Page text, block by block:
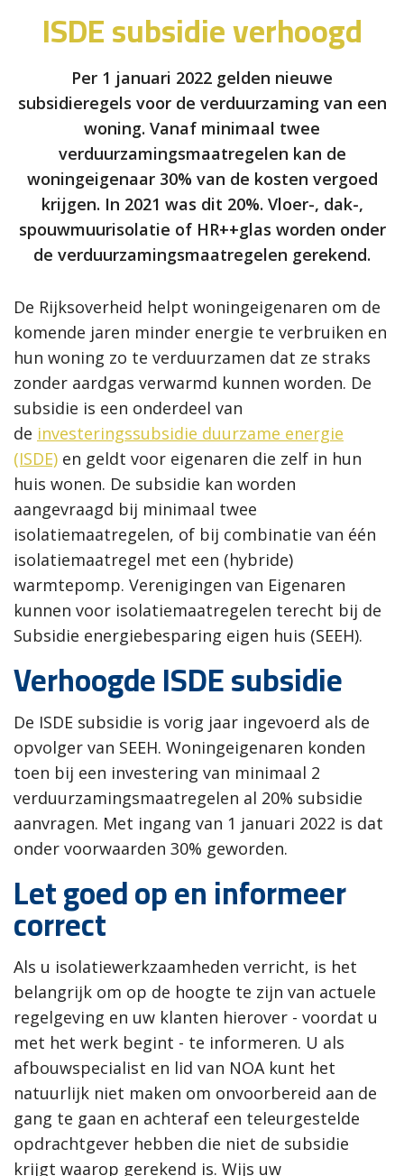
ISDE subsidie verhoogd
Per 1 januari 2022 gelden nieuwe
subsidieregels voor de verduurzaming van een
woning. Vanaf minimaal twee
verduurzamingsmaatregelen kan de
woningeigenaar 30% van de kosten vergoed
krijgen. In 2021 was dit 20%. Vloer-, dak-,
spouwmuurisolatie of HR++glas worden onder
de verduurzamingsmaatregelen gerekend.
De Rijksoverheid helpt woningeigenaren om de
komende jaren minder energie te verbruiken en
hun woning zo te verduurzamen dat ze straks
zonder aardgas verwarmd kunnen worden. De
subsidie is een onderdeel van
de investeringssubsidie duurzame energie
(ISDE) en geldt voor eigenaren die zelf in hun
huis wonen. De subsidie kan worden
aangevraagd bij minimaal twee
isolatiemaatregelen, of bij combinatie van één
isolatiemaatregel met een (hybride)
warmtepomp. Verenigingen van Eigenaren
kunnen voor isolatiemaatregelen terecht bij de
Subsidie energiebesparing eigen huis (SEEH).
Verhoogde ISDE subsidie
De ISDE subsidie is vorig jaar ingevoerd als de
opvolger van SEEH. Woningeigenaren konden
toen bij een investering van minimaal 2
verduurzamingsmaatregelen al 20% subsidie
aanvragen. Met ingang van 1 januari 2022 is dat
onder voorwaarden 30% geworden.
Let goed op en informeer
correct
Als u isolatiewerkzaamheden verricht, is het
belangrijk om op de hoogte te zijn van actuele
regelgeving en uw klanten hierover - voordat u
met het werk begint - te informeren. U als
afbouwspecialist en lid van NOA kunt het
natuurlijk niet maken om onvoorbereid aan de
gang te gaan en achteraf een teleurgestelde
opdrachtgever hebben die niet de subsidie
krijgt waarop gerekend is. Wijs uw